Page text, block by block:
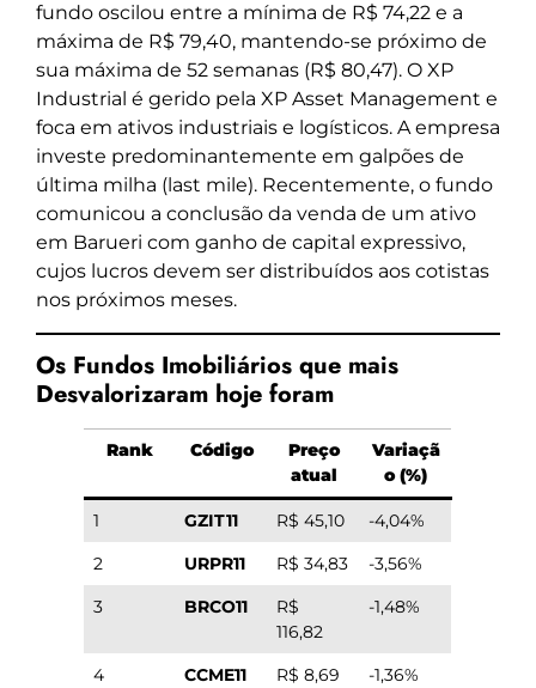
fundo oscilou entre a mínima de R$ 74,22 e a
máxima de R$ 79,40, mantendo-se próximo de
sua máxima de 52 semanas (R$ 80,47). O XP
Industrial é gerido pela XP Asset Management e
foca em ativos industriais e logísticos. A empresa
investe predominantemente em galpões de
última milha (last mile). Recentemente, o fundo
comunicou a conclusão da venda de um ativo
em Barueri com ganho de capital expressivo,
cujos lucros devem ser distribuídos aos cotistas
nos próximos meses.
Os Fundos Imobiliários que mais
Desvalorizaram hoje foram
Rank Código
Preço
atual
Variaçã
o (%)
1 GZIT11 R$ 45,10
-4,04%
2
URPR11 R$ 34,83
-3,56%
3
BRCO11
R$
116,82
-1,48%
4 CCME11 R$ 8,69
-1,36%